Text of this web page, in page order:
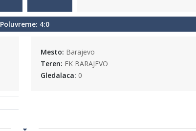
Poluvreme: 4:0
Mesto: Barajevo
Teren: FK BARAJEVO
Gledalaca: 0